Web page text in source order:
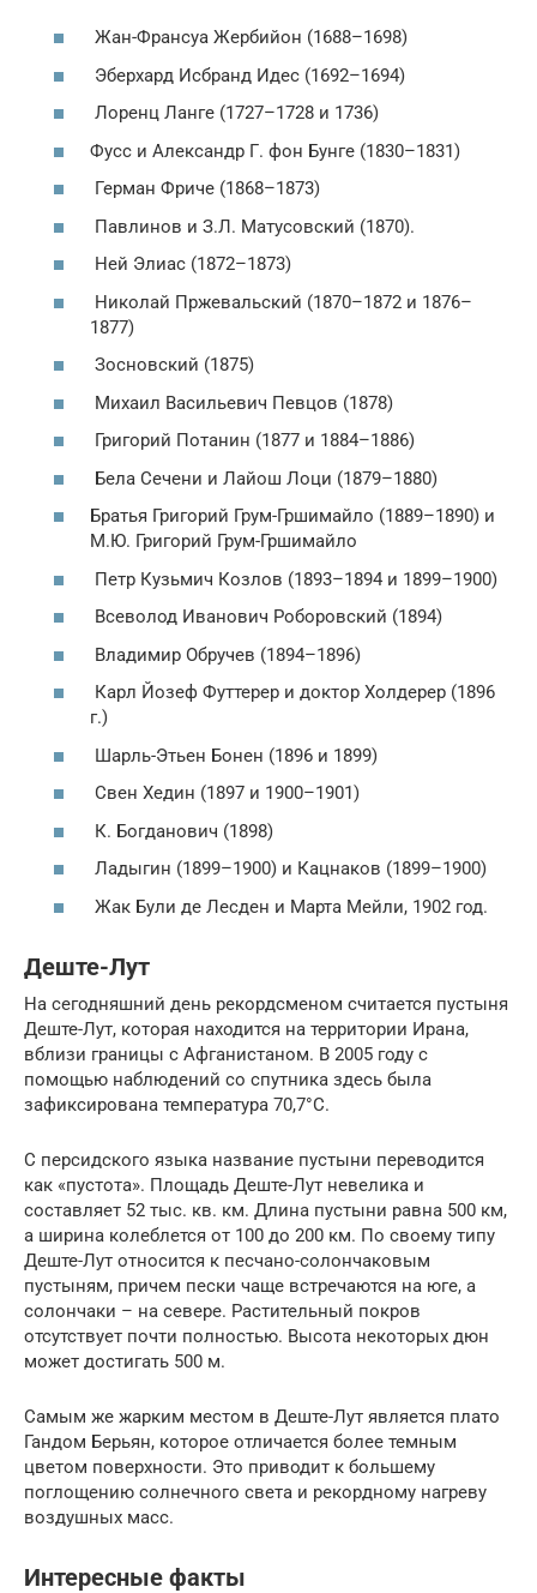
Жан-Франсуа Жербийон (1688–1698)
Эберхард Исбранд Идес (1692–1694)
Лоренц Ланге (1727–1728 и 1736)
Фусс и Александр Г. фон Бунге (1830–1831)
Герман Фриче (1868–1873)
Павлинов и З.Л. Матусовский (1870).
Ней Элиас (1872–1873)
Николай Пржевальский (1870–1872 и 1876–
1877)
Зосновский (1875)
Михаил Васильевич Певцов (1878)
Григорий Потанин (1877 и 1884–1886)
Бела Сечени и Лайош Лоци (1879–1880)
Братья Григорий Грум-Гршимайло (1889–1890) и
М.Ю. Григорий Грум-Гршимайло
Петр Кузьмич Козлов (1893–1894 и 1899–1900)
Всеволод Иванович Роборовский (1894)
Владимир Обручев (1894–1896)
Карл Йозеф Футтерер и доктор Холдерер (1896
г.)
Шарль-Этьен Бонен (1896 и 1899)
Свен Хедин (1897 и 1900–1901)
К. Богданович (1898)
Ладыгин (1899–1900) и Кацнаков (1899–1900)
Жак Були де Лесден и Марта Мейли, 1902 год.
Деште-Лут
На сегодняшний день рекордсменом считается пустыня
Деште-Лут, которая находится на территории Ирана,
вблизи границы с Афганистаном. В 2005 году с
помощью наблюдений со спутника здесь была
зафиксирована температура 70,7°С.
С персидского языка название пустыни переводится
как «пустота». Площадь Деште-Лут невелика и
составляет 52 тыс. кв. км. Длина пустыни равна 500 км,
а ширина колеблется от 100 до 200 км. По своему типу
Деште-Лут относится к песчано-солончаковым
пустыням, причем пески чаще встречаются на юге, а
солончаки – на севере. Растительный покров
отсутствует почти полностью. Высота некоторых дюн
может достигать 500 м.
Самым же жарким местом в Деште-Лут является плато
Гандом Берьян, которое отличается более темным
цветом поверхности. Это приводит к большему
поглощению солнечного света и рекордному нагреву
воздушных масс.
Интересные факты